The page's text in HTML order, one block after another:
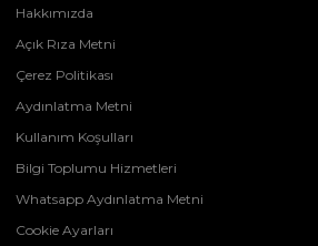
Hakkımızda
Açık Rıza Metni
Çerez Politikası
Aydınlatma Metni
Kullanım Koşulları
Bilgi Toplumu Hizmetleri
Whatsapp Aydınlatma Metni
Cookie Ayarları